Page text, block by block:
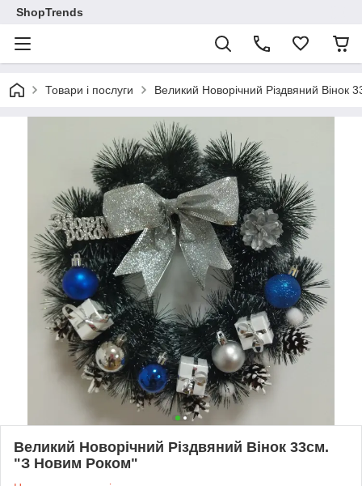
ShopTrends
Товари і послуги Великий Новорічний Різдвяний Вінок
Великий Новорічний Різдвяний Вінок 33см.
"З Новим Роком"